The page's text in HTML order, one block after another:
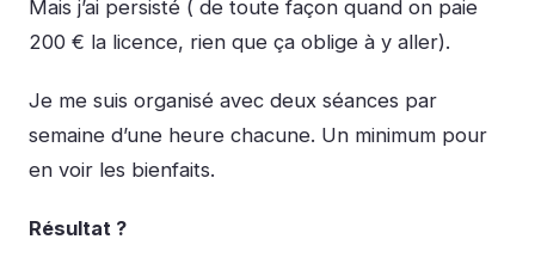
Mais j’ai persisté ( de toute façon quand on paie
200 € la licence, rien que ça oblige à y aller).
Je me suis organisé avec deux séances par
semaine d’une heure chacune. Un minimum pour
en voir les bienfaits.
Résultat ?